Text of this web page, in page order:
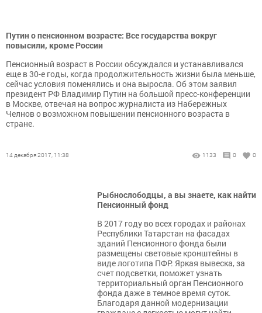
Путин о пенсионном возрасте: Все государства вокруг
повысили, кроме России
Пенсионный возраст в России обсуждался и устанавливался
еще в 30-е годы, когда продолжительность жизни была меньше,
сейчас условия поменялись и она выросла. Об этом заявил
президент РФ Владимир Путин на большой пресс-конференции
в Москве, отвечая на вопрос журналиста из Набережных
Челнов о возможном повышении пенсионного возраста в
стране.
14 декабря 2017, 11:38 1133 0 0
Рыбнослободцы, а вы знаете, как найти
Пенсионный фонд
В 2017 году во всех городах и районах
Республики Татарстан на фасадах
зданий Пенсионного фонда были
размещены световые кронштейны в
виде логотипа ПФР. Яркая вывеска, за
счет подсветки, поможет узнать
территориальный орган Пенсионного
фонда даже в темное время суток.
Благодаря данной модернизации